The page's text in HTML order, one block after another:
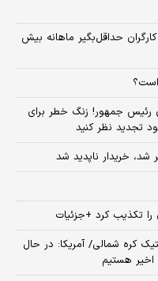
حداقل‌بگیر ماهانه بیش
است؟
رئیس جمهور! زنگ خطر برای
تجدید نظر کنید
را تکذیب کرد +جزئیات
کره شمالی/ آمریکا: در حال
اخیر هستیم